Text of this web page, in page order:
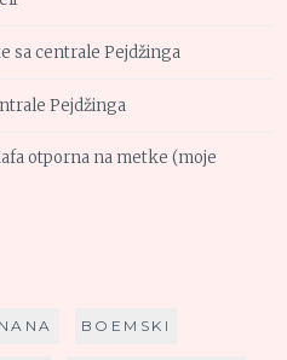
sa centrale Pejdžinga
Pejdžinga
otporna na metke (moje
BOEMSKI